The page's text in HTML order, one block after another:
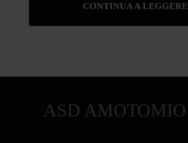
CONTINUA A LEGGERE
ASD AMOTOMIO